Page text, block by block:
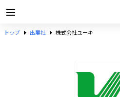
トップ 出展社 株式会社ユーキ